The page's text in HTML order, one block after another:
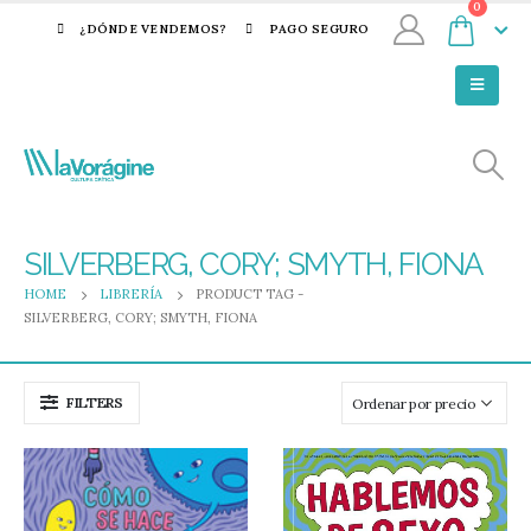
¿DÓNDE VENDEMOS? PAGO SEGURO
0
SILVERBERG, CORY; SMYTH, FIONA
HOME LIBRERÍA
PRODUCT TAG -
SILVERBERG, CORY; SMYTH, FIONA
FILTERS